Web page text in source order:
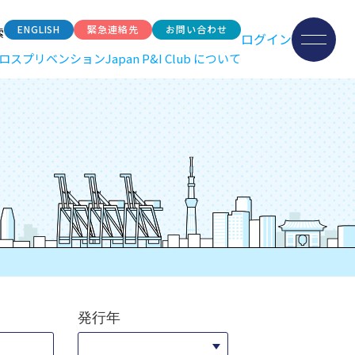
ENGLISH 緊急連絡先 お問い合わせ
ロスプリベンションJapan P&I Club について
ログイン
発行年